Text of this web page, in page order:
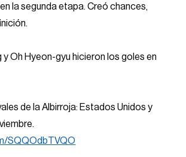
la segunda etapa. Creó chances,
y Oh Hyeon-gyu hicieron los goles en
de la Albirroja: Estados Unidos y
SQQOdbTVQO